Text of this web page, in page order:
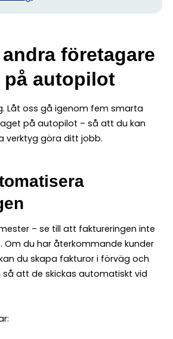
företagare
autopilot
Låt oss gå igenom fem smarta
på autopilot – så att du kan
verktyg göra ditt jobb.
– se till att faktureringen inte
du har återkommande kunder
du skapa fakturor i förväg och
att de skickas automatiskt vid